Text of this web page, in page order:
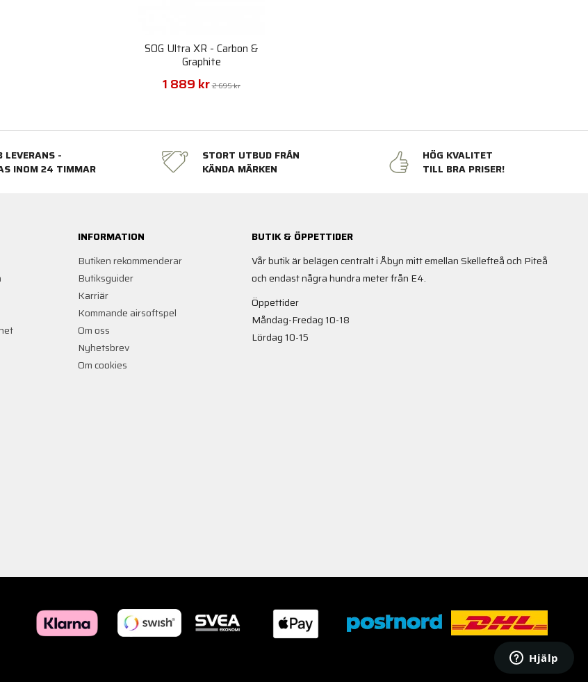
SOG Ultra XR - Carbon &
Graphite
1 889 kr 2 695 kr
LEVERANS -
INOM 24 TIMMAR
STORT UTBUD FRÅN
KÄNDA MÄRKEN
HÖG KVALITET
TILL BRA PRISER!
INFORMATION
Butiken rekommenderar
Butiksguider
Karriär
Kommande airsoftspel
Om oss
Nyhetsbrev
Om cookies
BUTIK & ÖPPETTIDER
Vår butik är belägen centralt i Åbyn mitt emellan Skellefteå och Piteå
och endast några hundra meter från E4.
Öppettider
Måndag-Fredag 10-18
Lördag 10-15